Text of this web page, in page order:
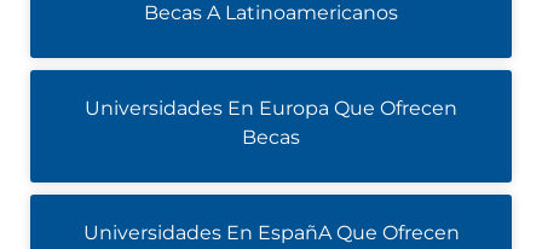
Becas A Latinoamericanos
Universidades En Europa Que Ofrecen
Becas
Universidades En EspañA Que Ofrecen